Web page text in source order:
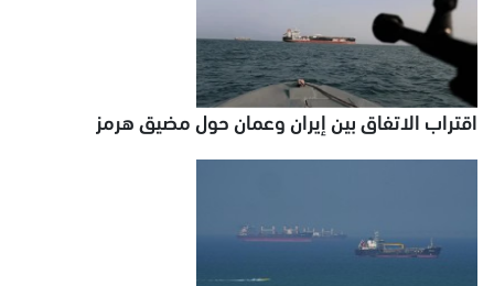
اقتراب الاتفاق بين إيران وعمان حول مضيق هرمز